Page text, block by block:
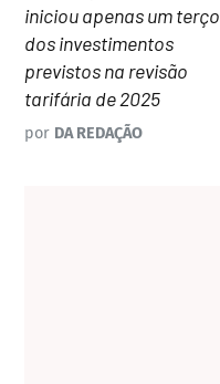
iniciou apenas um terço
dos investimentos
previstos na revisão
tarifária de 2025
por DA REDAÇÃO